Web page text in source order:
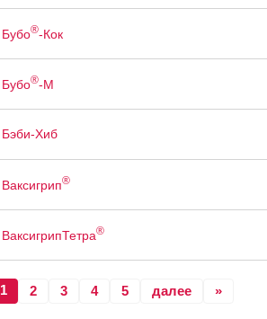
Бубо®-Кок
Бубо®-М
Бэби-Хиб
Ваксигрип®
ВаксигрипТетра®
1 2 3 4 5 далее »